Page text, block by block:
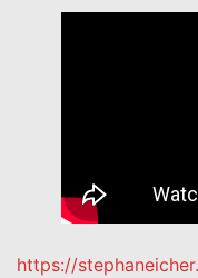
https://